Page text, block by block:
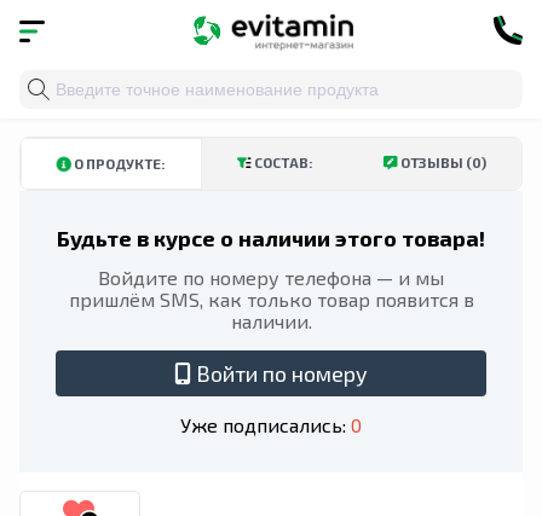
Главная Спортивное питание
О ПРОДУКТЕ: СОСТАВ: ОТЗЫВЫ (0)
Будьте в курсе о наличии этого товара!
Войдите по номеру телефона — и мы
пришлём SMS, как только товар появится в
наличии.
Войти по номеру
Уже подписались: 0